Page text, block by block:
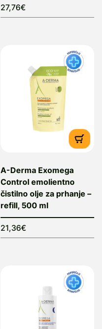
27,76€
A-Derma Exomega
Control emolientno
čistilno olje za prhanje –
refill, 500 ml
21,36€